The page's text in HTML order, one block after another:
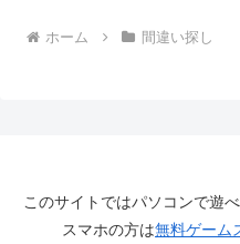
ホーム 間違い探し
このサイトではパソコンで遊
スマホの方は無料ゲーム